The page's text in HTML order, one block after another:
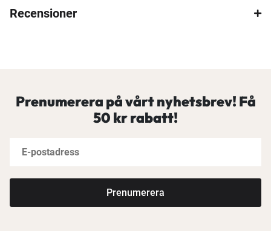
Recensioner
Prenumerera på vårt nyhetsbrev! Få
50 kr rabatt!
Prenumerera